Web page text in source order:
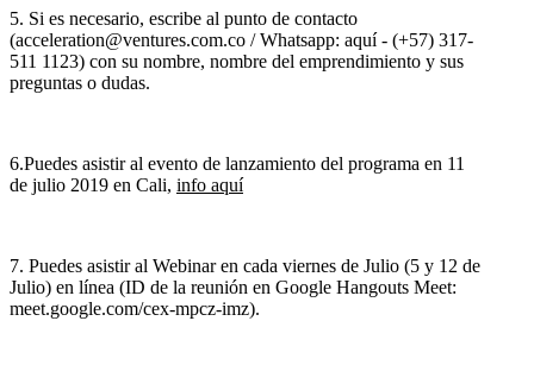
5. Si es necesario, escribe al punto de contacto
(acceleration@ventures.com.co / Whatsapp: aquí - (+57) 317-
511 1123) con su nombre, nombre del emprendimiento y sus
preguntas o dudas.
6.Puedes asistir al evento de lanzamiento del programa en 11
de julio 2019 en Cali, info aquí
7. Puedes asistir al Webinar en cada viernes de Julio (5 y 12 de
Julio) en línea (ID de la reunión en Google Hangouts Meet:
meet.google.com/cex-mpcz-imz).